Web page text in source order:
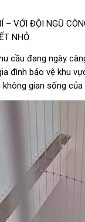
VỚI ĐỘI NGŨ
NHỎ.
cầu đang ngày
đình bảo vệ khu
gian sống của